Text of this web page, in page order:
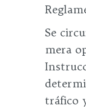
Se
mera
tráfico